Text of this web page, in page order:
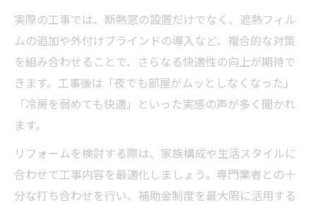
実際の工事では、断熱窓の設置だけでなく、遮熱フィル
ムの追加や外付けブラインドの導入など、複合的な対策
を組み合わせることで、さらなる快適性の向上が期待で
きます。工事後は「夜でも部屋がムッとしなくなった」
「冷房を弱めても快適」といった実感の声が多く聞かれ
ます。
リフォームを検討する際は、家族構成や生活スタイルに
合わせて工事内容を最適化しましょう。専門業者との十
分な打ち合わせを行い、補助金制度を最大限に活用する